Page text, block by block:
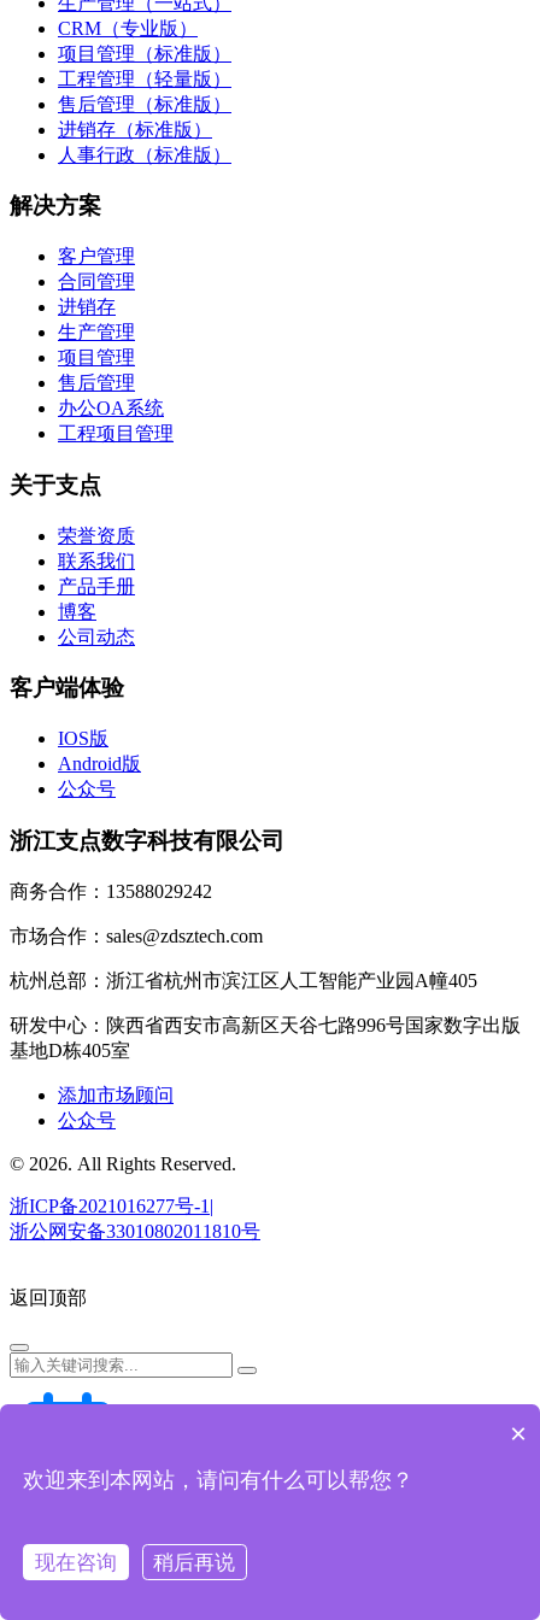
CRM（专业版）
项目管理（标准版）
工程管理（轻量版）
售后管理（标准版）
进销存（标准版）
人事行政（标准版）
解决方案
客户管理
合同管理
进销存
生产管理
项目管理
售后管理
办公OA系统
工程项目管理
关于支点
荣誉资质
联系我们
产品手册
博客
公司动态
客户端体验
IOS版
Android版
公众号
浙江支点数字科技有限公司
商务合作：13588029242
市场合作：sales@zdsztech.com
杭州总部：浙江省杭州市滨江区人工智能产业园A幢405
研发中心：陕西省西安市高新区天谷七路996号国家数字出版
基地D栋405室
添加市场顾问
公众号
© 2026. All Rights Reserved.
浙ICP备2021016277号-1|
浙公网安备33010802011810号
返回顶部
×
欢迎来到本网站，请问有什么可以帮您？
现在咨询 稍后再说